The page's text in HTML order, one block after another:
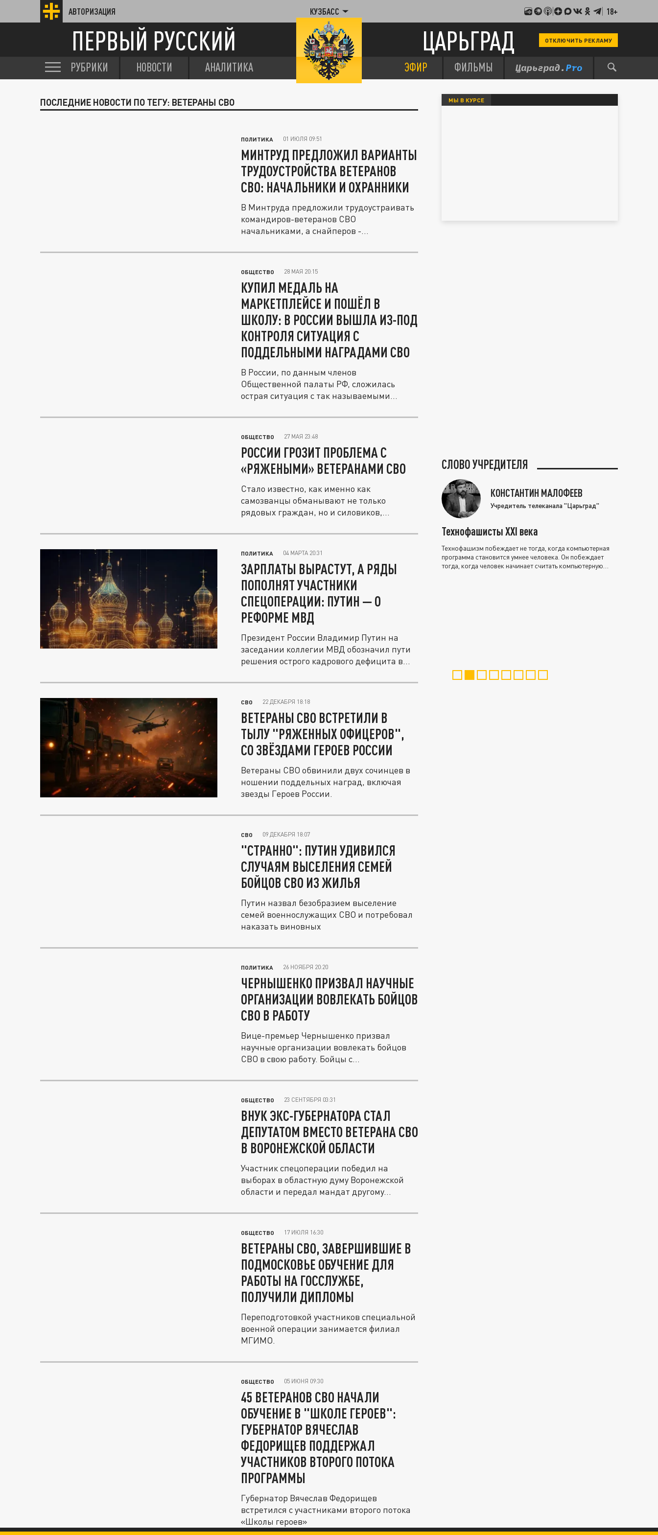
АВТОРИЗАЦИЯ КУЗБАСС 18+
ПЕРВЫЙ РУССКИЙ ЦАРЬГРАД ОТКЛЮЧИТЬ РЕКЛАМУ
РУБРИКИ НОВОСТИ АНАЛИТИКА ЭФИР ФИЛЬМЫ
ПОСЛЕДНИЕ НОВОСТИ ПО ТЕГУ: ВЕТЕРАНЫ СВО
ПОЛИТИКА 01 ИЮЛЯ 09:51
МИНТРУД ПРЕДЛОЖИЛ ВАРИАНТЫ
ТРУДОУСТРОЙСТВА ВЕТЕРАНОВ
СВО: НАЧАЛЬНИКИ И ОХРАННИКИ
В Минтруда предложили трудоустраивать
командиров-ветеранов СВО
начальниками, а снайперов -
ОБЩЕСТВО 28 МАЯ 20:15
КУПИЛ МЕДАЛЬ НА
МАРКЕТПЛЕЙСЕ И ПОШЁЛ В
ШКОЛУ: В РОССИИ ВЫШЛА ИЗ-ПОД
КОНТРОЛЯ СИТУАЦИЯ С
ПОДДЕЛЬНЫМИ НАГРАДАМИ СВО
В России, по данным членов
Общественной палаты РФ, сложилась
острая ситуация с так называемыми
ОБЩЕСТВО 27 МАЯ 23:48
РОССИИ ГРОЗИТ ПРОБЛЕМА С
«РЯЖЕНЫМИ» ВЕТЕРАНАМИ СВО
Стало известно, как именно как
самозванцы обманывают не только
рядовых граждан, но и силовиков,
ПОЛИТИКА 04 МАРТА 20:31
ЗАРПЛАТЫ ВЫРАСТУТ, А РЯДЫ
ПОПОЛНЯТ УЧАСТНИКИ
СПЕЦОПЕРАЦИИ: ПУТИН — О
РЕФОРМЕ МВД
Президент России Владимир Путин на
заседании коллегии МВД обозначил пути
решения острого кадрового дефицита в...
СВО 22 ДЕКАБРЯ 18:18
ВЕТЕРАНЫ СВО ВСТРЕТИЛИ В
ТЫЛУ "РЯЖЕННЫХ ОФИЦЕРОВ",
СО ЗВЁЗДАМИ ГЕРОЕВ РОССИИ
Ветераны СВО обвинили двух сочинцев в
ношении поддельных наград, включая
звезды Героев России.
СВО 09 ДЕКАБРЯ 18:07
"СТРАННО": ПУТИН УДИВИЛСЯ
СЛУЧАЯМ ВЫСЕЛЕНИЯ СЕМЕЙ
БОЙЦОВ СВО ИЗ ЖИЛЬЯ
Путин назвал безобразием выселение
семей военнослужащих СВО и потребовал
наказать виновных
ПОЛИТИКА 26 НОЯБРЯ 20:20
ЧЕРНЫШЕНКО ПРИЗВАЛ НАУЧНЫЕ
ОРГАНИЗАЦИИ ВОВЛЕКАТЬ БОЙЦОВ
СВО В РАБОТУ
Вице-премьер Чернышенко призвал
научные организации вовлекать бойцов
СВО в свою работу. Бойцы с
ОБЩЕСТВО 23 СЕНТЯБРЯ 03:31
ВНУК ЭКС-ГУБЕРНАТОРА СТАЛ
ДЕПУТАТОМ ВМЕСТО ВЕТЕРАНА СВО
В ВОРОНЕЖСКОЙ ОБЛАСТИ
Участник спецоперации победил на
выборах в областную думу Воронежской
области и передал мандат другому...
ОБЩЕСТВО 17 ИЮЛЯ 16:30
ВЕТЕРАНЫ СВО, ЗАВЕРШИВШИЕ В
ПОДМОСКОВЬЕ ОБУЧЕНИЕ ДЛЯ
РАБОТЫ НА ГОССЛУЖБЕ,
ПОЛУЧИЛИ ДИПЛОМЫ
Переподготовкой участников специальной
военной операции занимается филиал
МГИМО.
ОБЩЕСТВО 05 ИЮНЯ 09:30
45 ВЕТЕРАНОВ СВО НАЧАЛИ
ОБУЧЕНИЕ В "ШКОЛЕ ГЕРОЕВ":
ГУБЕРНАТОР ВЯЧЕСЛАВ
ФЕДОРИЩЕВ ПОДДЕРЖАЛ
УЧАСТНИКОВ ВТОРОГО ПОТОКА
ПРОГРАММЫ
Губернатор Вячеслав Федорищев
встретился с участниками второго потока
«Школы героев»
МЫ В КУРСЕ
СЛОВО УЧРЕДИТЕЛЯ
КОНСТАНТИН МАЛОФЕЕВ
Учредитель телеканала "Царьград"
Технофашисты XXI века
Технофашизм побеждает не тогда, когда компьютерная
программа становится умнее человека. Он побеждает
тогда, когда человек начинает считать компьютерную